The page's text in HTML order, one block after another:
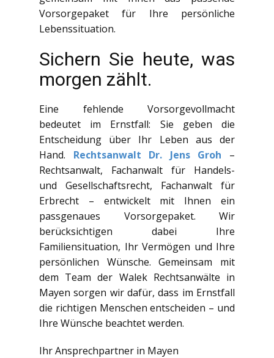
Vorsorgepaket für Ihre persönliche
Lebenssituation.
Sichern Sie heute, was
morgen zählt.
Eine fehlende Vorsorgevollmacht
bedeutet im Ernstfall: Sie geben die
Entscheidung über Ihr Leben aus der
Hand. Rechtsanwalt Dr. Jens Groh –
Rechtsanwalt, Fachanwalt für Handels-
und Gesellschaftsrecht, Fachanwalt für
Erbrecht – entwickelt mit Ihnen ein
passgenaues Vorsorgepaket. Wir
berücksichtigen dabei Ihre
Familiensituation, Ihr Vermögen und Ihre
persönlichen Wünsche. Gemeinsam mit
dem Team der Walek Rechtsanwälte in
Mayen sorgen wir dafür, dass im Ernstfall
die richtigen Menschen entscheiden – und
Ihre Wünsche beachtet werden.
Ihr Ansprechpartner in Mayen